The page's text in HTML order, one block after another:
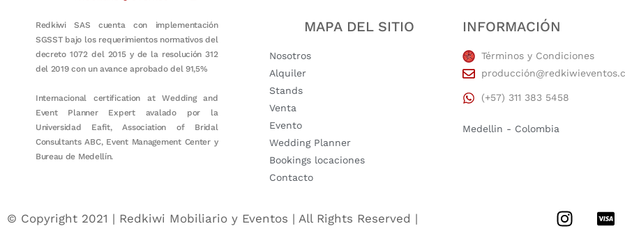
Redkiwi SAS cuenta con implementación
SGSST bajo los requerimientos normativos del
decreto 1072 del 2015 y de la resolución 312
del 2019 con un avance aprobado del 91,5%
Internacional certification at Wedding and
Event Planner Expert avalado por la
Universidad Eafit, Association of Bridal
Consultants ABC, Event Management Center y
Bureau de Medellín.
MAPA DEL SITIO
Nosotros
Alquiler
Stands
Venta
Evento
Wedding Planner
Bookings locaciones
Contacto
INFORMACIÓN
Términos y Condiciones
(+57) 311 383 5458
Medellin - Colombia
© Copyright 2021 | Redkiwi Mobiliario y Eventos | All Rights Reserved |